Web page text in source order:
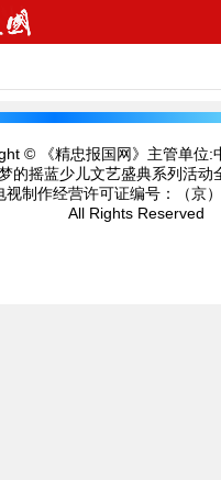
© 《精忠报国网》主管单位:
的摇蓝少儿文艺盛典系列活动
视制作经营许可证编号：
（京
All Rights Reserved